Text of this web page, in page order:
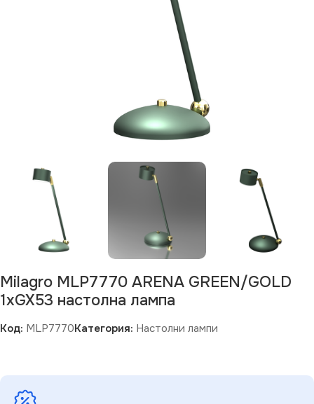
Milagro MLP7770 ARENA GREEN/GOLD
1xGX53 настолна лампа
Код: MLP7770Категория: Настолни лампи